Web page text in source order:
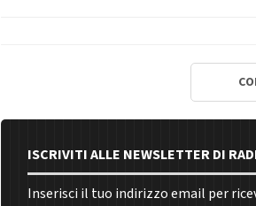
ISCRIVITI ALLE NEWSLETTER DI
Inserisci il tuo indirizzo email per